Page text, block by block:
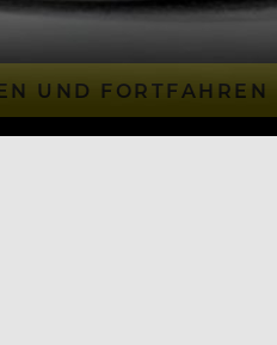
UND FORTFAHREN